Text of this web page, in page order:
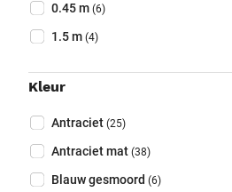
0.45 m (6)
1.5 m (4)
Kleur
Kleur (Optioneel)
Antraciet (25)
Antraciet mat (38)
Blauw gesmoord (6)